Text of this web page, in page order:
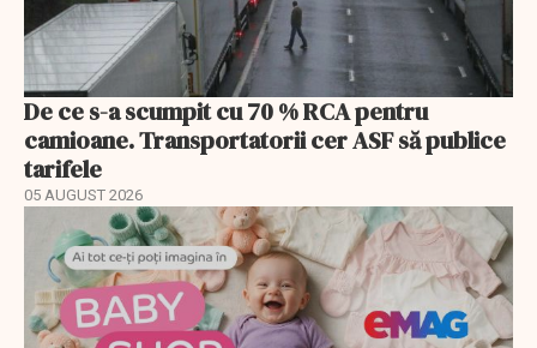
De ce s-a scumpit cu 70 % RCA pentru
camioane. Transportatorii cer ASF să publice
tarifele
05 AUGUST 2026